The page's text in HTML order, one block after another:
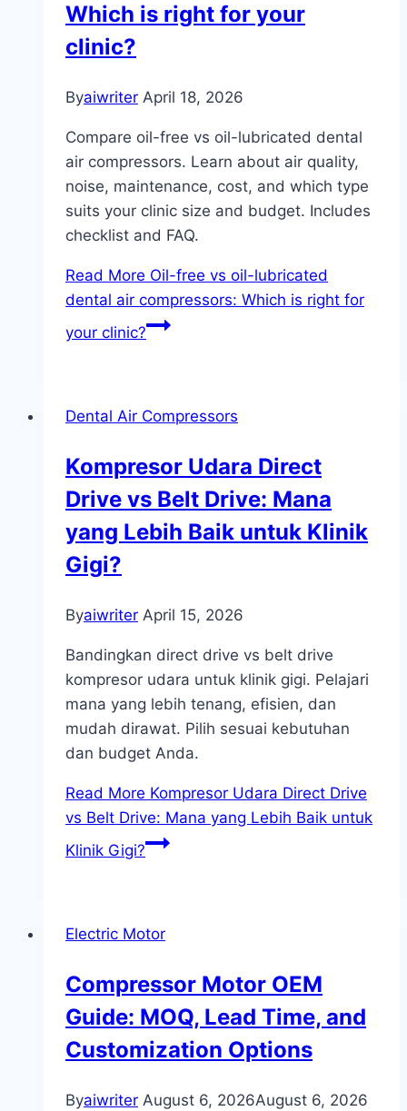
Which is right for your
clinic?
Byaiwriter April 18, 2026
Compare oil-free vs oil-lubricated dental
air compressors. Learn about air quality,
noise, maintenance, cost, and which type
suits your clinic size and budget. Includes
checklist and FAQ.
Read More Oil-free vs oil-lubricated
dental air compressors: Which is right for
your clinic?
Dental Air Compressors
Kompresor Udara Direct
Drive vs Belt Drive: Mana
yang Lebih Baik untuk Klinik
Gigi?
Byaiwriter April 15, 2026
Bandingkan direct drive vs belt drive
kompresor udara untuk klinik gigi. Pelajari
mana yang lebih tenang, efisien, dan
mudah dirawat. Pilih sesuai kebutuhan
dan budget Anda.
Read More Kompresor Udara Direct Drive
vs Belt Drive: Mana yang Lebih Baik untuk
Klinik Gigi?
Electric Motor
Compressor Motor OEM
Guide: MOQ, Lead Time, and
Customization Options
Byaiwriter August 6, 2026August 6, 2026